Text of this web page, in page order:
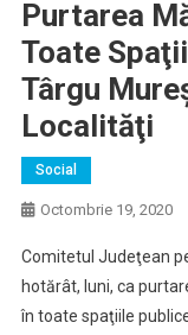
Purtarea
Toate
Târgu
Localităţi
Social
Octombrie 19, 2020
Comitetul Judeţean
hotărât, luni, ca
în toate spaţiile